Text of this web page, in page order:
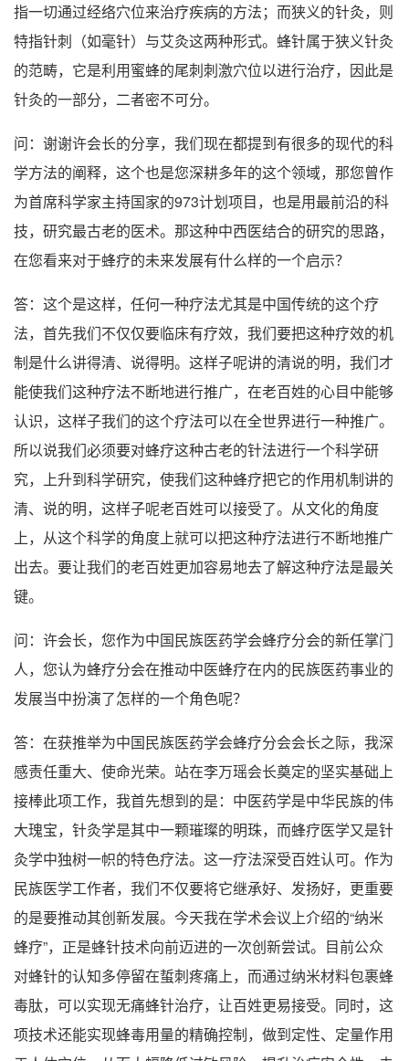
指一切通过经络穴位来治疗疾病的方法；而狭义的针灸，则
特指针刺（如毫针）与艾灸这两种形式。蜂针属于狭义针灸
的范畴，它是利用蜜蜂的尾刺刺激穴位以进行治疗，因此是
针灸的一部分，二者密不可分。
问：谢谢许会长的分享，我们现在都提到有很多的现代的科
学方法的阐释，这个也是您深耕多年的这个领域，那您曾作
为首席科学家主持国家的973计划项目，也是用最前沿的科
技，研究最古老的医术。那这种中西医结合的研究的思路，
在您看来对于蜂疗的未来发展有什么样的一个启示？
答：这个是这样，任何一种疗法尤其是中国传统的这个疗
法，首先我们不仅仅要临床有疗效，我们要把这种疗效的机
制是什么讲得清、说得明。这样子呢讲的清说的明，我们才
能使我们这种疗法不断地进行推广，在老百姓的心目中能够
认识，这样子我们的这个疗法可以在全世界进行一种推广。
所以说我们必须要对蜂疗这种古老的针法进行一个科学研
究，上升到科学研究，使我们这种蜂疗把它的作用机制讲的
清、说的明，这样子呢老百姓可以接受了。从文化的角度
上，从这个科学的角度上就可以把这种疗法进行不断地推广
出去。要让我们的老百姓更加容易地去了解这种疗法是最关
键。
问：许会长，您作为中国民族医药学会蜂疗分会的新任掌门
人，您认为蜂疗分会在推动中医蜂疗在内的民族医药事业的
发展当中扮演了怎样的一个角色呢？
答：在获推举为中国民族医药学会蜂疗分会会长之际，我深
感责任重大、使命光荣。站在李万瑶会长奠定的坚实基础上
接棒此项工作，我首先想到的是：中医药学是中华民族的伟
大瑰宝，针灸学是其中一颗璀璨的明珠，而蜂疗医学又是针
灸学中独树一帜的特色疗法。这一疗法深受百姓认可。作为
民族医学工作者，我们不仅要将它继承好、发扬好，更重要
的是要推动其创新发展。今天我在学术会议上介绍的“纳米
蜂疗”，正是蜂针技术向前迈进的一次创新尝试。目前公众
对蜂针的认知多停留在蜇刺疼痛上，而通过纳米材料包裹蜂
毒肽，可以实现无痛蜂针治疗，让百姓更易接受。同时，这
项技术还能实现蜂毒用量的精确控制，做到定性、定量作用